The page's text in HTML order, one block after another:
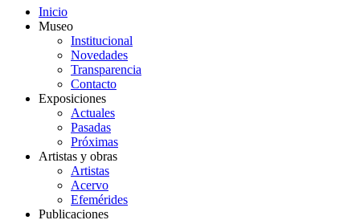
Inicio
Museo
Institucional
Novedades
Transparencia
Contacto
Exposiciones
Actuales
Pasadas
Próximas
Artistas y obras
Artistas
Acervo
Efemérides
Publicaciones